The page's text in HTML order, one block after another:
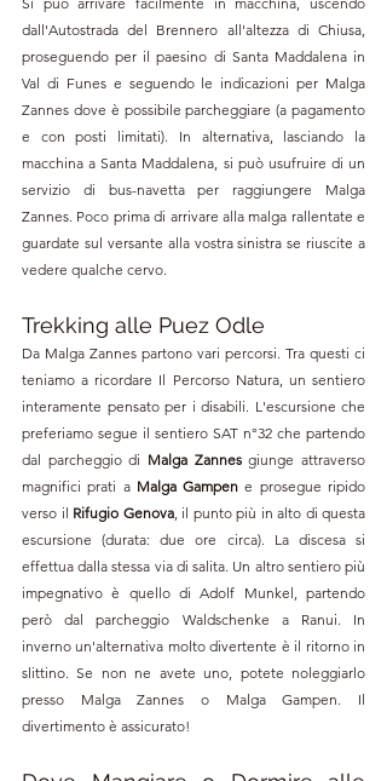
dall'Autostrada del Brennero all'altezza di Chiusa,
proseguendo per il paesino di Santa Maddalena in
Val di Funes e seguendo le indicazioni per Malga
Zannes dove è possibile parcheggiare (a pagamento
e con posti limitati). In alternativa, lasciando la
macchina a Santa Maddalena, si può usufruire di un
servizio di bus-navetta per raggiungere Malga
Zannes. Poco prima di arrivare alla malga rallentate e
guardate sul versante alla vostra sinistra se riuscite a
vedere qualche cervo.
Trekking alle Puez Odle
Da Malga Zannes partono vari percorsi. Tra questi ci
teniamo a ricordare Il Percorso Natura, un sentiero
interamente pensato per i disabili. L'escursione che
preferiamo segue il sentiero SAT n°32 che partendo
dal parcheggio di Malga Zannes giunge attraverso
magnifici prati a Malga Gampen e prosegue ripido
verso il Rifugio Genova, il punto più in alto di questa
escursione (durata: due ore circa). La discesa si
effettua dalla stessa via di salita. Un altro sentiero più
impegnativo è quello di Adolf Munkel, partendo
però dal parcheggio Waldschenke a Ranui. In
inverno un'alternativa molto divertente è il ritorno in
slittino. Se non ne avete uno, potete noleggiarlo
presso Malga Zannes o Malga Gampen. Il
divertimento è assicurato!